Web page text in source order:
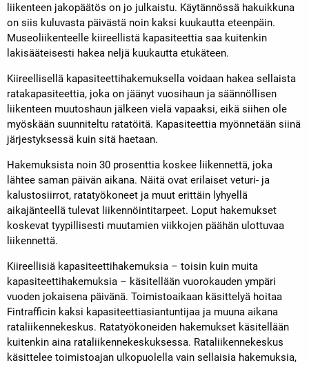
liikenteen jakopäätös on jo julkaistu. Käytännössä hakuikkuna
on siis kuluvasta päivästä noin kaksi kuukautta eteenpäin.
Museoliikenteelle kiireellistä kapasiteettia saa kuitenkin
lakisääteisesti hakea neljä kuukautta etukäteen.
Kiireellisellä kapasiteettihakemuksella voidaan hakea sellaista
ratakapasiteettia, joka on jäänyt vuosihaun ja säännöllisen
liikenteen muutoshaun jälkeen vielä vapaaksi, eikä siihen ole
myöskään suunniteltu ratatöitä. Kapasiteettia myönnetään siinä
järjestyksessä kuin sitä haetaan.
Hakemuksista noin 30 prosenttia koskee liikennettä, joka
lähtee saman päivän aikana. Näitä ovat erilaiset veturi- ja
kalustosiirrot, ratatyökoneet ja muut erittäin lyhyellä
aikajänteellä tulevat liikennöintitarpeet. Loput hakemukset
koskevat tyypillisesti muutamien viikkojen päähän ulottuvaa
liikennettä.
Kiireellisiä kapasiteettihakemuksia – toisin kuin muita
kapasiteettihakemuksia – käsitellään vuorokauden ympäri
vuoden jokaisena päivänä. Toimistoaikaan käsittelyä hoitaa
Fintrafficin kaksi kapasiteettiasiantuntijaa ja muuna aikana
rataliikennekeskus. Ratatyökoneiden hakemukset käsitellään
kuitenkin aina rataliikennekeskuksessa. Rataliikennekeskus
käsittelee toimistoajan ulkopuolella vain sellaisia hakemuksia,